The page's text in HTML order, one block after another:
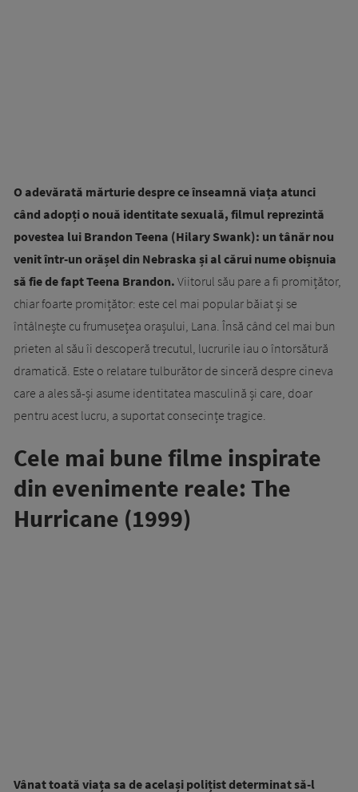
O adevărată mărturie despre ce înseamnă viața atunci
când adopți o nouă identitate sexuală, filmul reprezintă
povestea lui Brandon Teena (Hilary Swank): un tânăr nou
venit într-un orășel din Nebraska și al cărui nume obișnuia
să fie de fapt Teena Brandon. Viitorul său pare a fi promițător,
chiar foarte promițător: este cel mai popular băiat și se
întâlnește cu frumusețea orașului, Lana. Însă când cel mai bun
prieten al său îi descoperă trecutul, lucrurile iau o întorsătură
dramatică. Este o relatare tulburător de sinceră despre cineva
care a ales să-și asume identitatea masculină și care, doar
pentru acest lucru, a suportat consecințe tragice.
Cele mai bune filme inspirate
din evenimente reale: The
Hurricane (1999)
Vânat toată viața sa de același polițist determinat să-l